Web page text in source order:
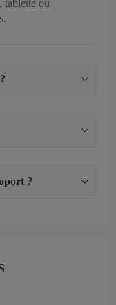
tablette ou
?